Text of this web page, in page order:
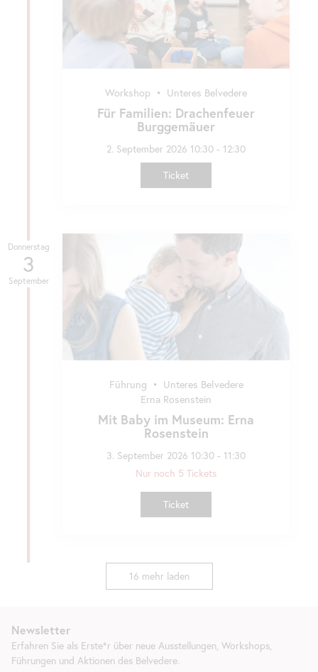
Für Familien: Drachenfeuer
Burggemäuer
Workshop • Unteres Belvedere
2. September 2026 10:30 - 12:30
Ticket
Donnerstag
3
September
Mit Baby im Museum: Erna
Rosenstein
Führung •
Unteres Belvedere
Erna Rosenstein
3. September 2026 10:30 - 11:30
Nur noch 5 Tickets
Ticket
16 mehr laden
Newsletter
Erfahren Sie als Erste*r über neue Ausstellungen, Workshops,
Führungen und Aktionen des Belvedere.